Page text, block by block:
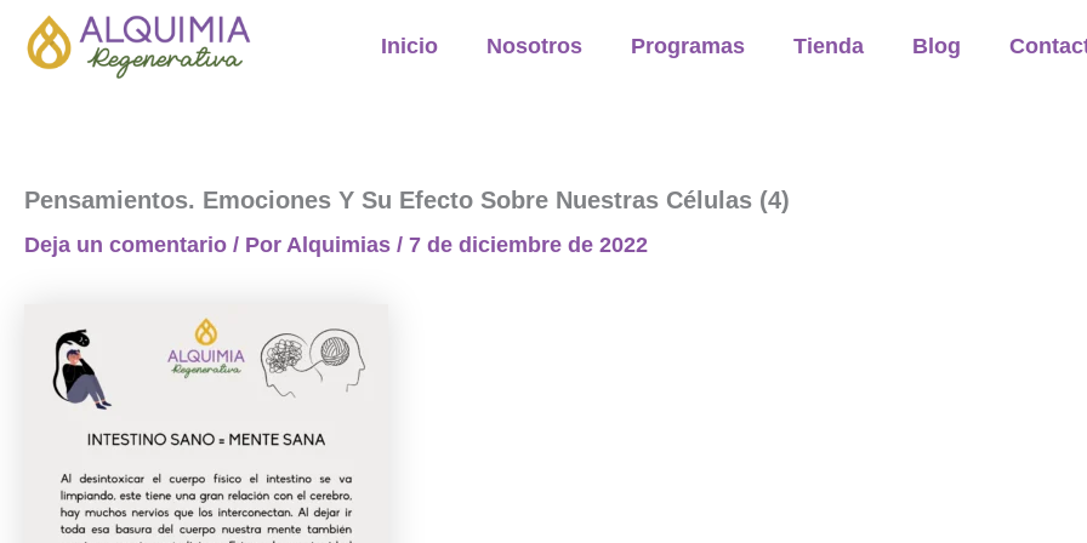
Inicio Nosotros Programas Tienda Blog
Pensamientos. Emociones Y Su Efecto Sobre Nuestras Células (4)
Deja un comentario / Por Alquimias / 7 de diciembre de 2022